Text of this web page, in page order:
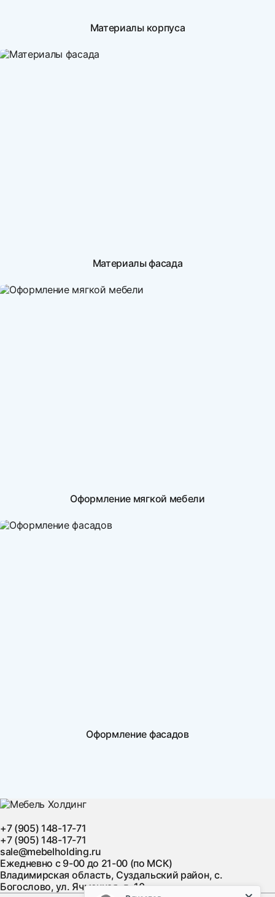
Материалы корпуса
Материалы фасада
Оформление мягкой мебели
Оформление фасадов
+7 (905) 148-17-71
+7 (905) 148-17-71
sale@mebelholding.ru
Ежедневно с 9-00 до 21-00 (по МСК)
Владимирская область, Суздальский район, с.
Богослово, ул. Ячменная, д. 10